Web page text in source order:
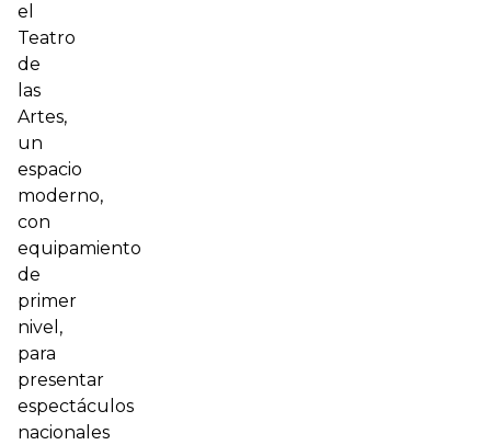
el
Teatro
de
las
Artes,
un
espacio
moderno,
con
equipamiento
de
primer
nivel,
para
presentar
espectáculos
nacionales